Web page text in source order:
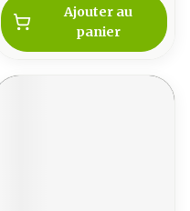
Ajouter au
panier